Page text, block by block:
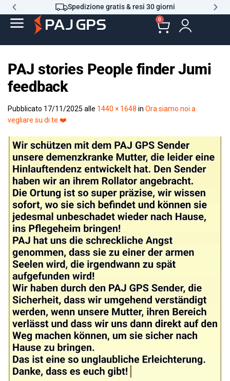
Spedizione gratis & resi 30 giorni
0
PAJ stories People finder Jumi
feedback
Pubblicato 17/11/2025 alle 1440 × 1648 in Ora siamo noi a
vegliare su di te ❤️